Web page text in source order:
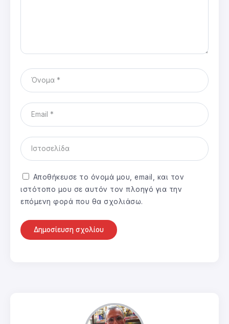
Αποθήκευσε το όνομά μου, email, και τον
ιστότοπο μου σε αυτόν τον πλοηγό για την
επόμενη φορά που θα σχολιάσω.